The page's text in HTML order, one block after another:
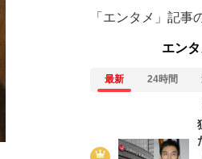
「エンタメ」記事
エンタ
最新 24時間